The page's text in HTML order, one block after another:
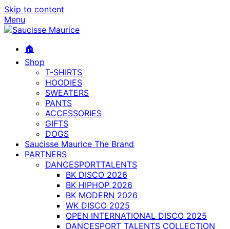
Skip to content
Menu
🏠
Shop
T-SHIRTS
HOODIES
SWEATERS
PANTS
ACCESSORIES
GIFTS
DOGS
Saucisse Maurice The Brand
PARTNERS
DANCESPORTTALENTS
BK DISCO 2026
BK HIPHOP 2026
BK MODERN 2026
WK DISCO 2025
OPEN INTERNATIONAL DISCO 2025
DANCESPORT TALENTS COLLECTION